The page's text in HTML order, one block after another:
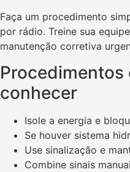
Faça um procedimento
por rádio. Treine sua
manutenção corretiva
Procedimentos
conhecer
Isole a energia e
Se houver sistema
Use sinalização e
Combine sinais